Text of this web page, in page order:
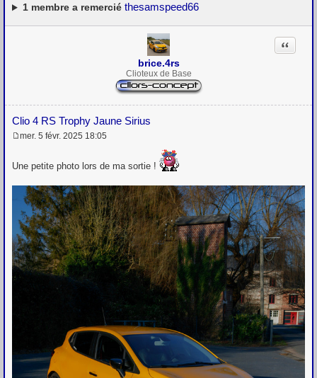
1membre a remercié thesamspeed66
brice.4rs
Clioteux de Base
Clio 4 RS Trophy Jaune Sirius
Citation
s
a
g
e
mer. 5 févr. 2025 18:05
Une petite photo lors de ma sortie !